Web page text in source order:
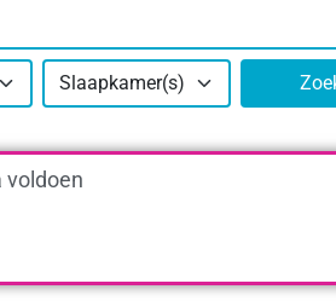
Slaapkamer(s)
voldoen